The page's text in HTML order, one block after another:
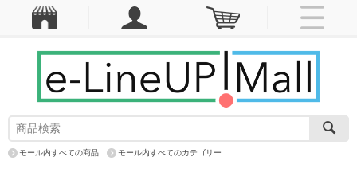
モール内すべての商品 モール内すべてのカテゴリー